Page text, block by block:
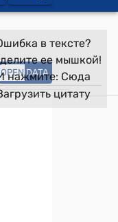
OPEN DATA
в тексте?
ее мышкой!
нажмите: Сюда
цитату